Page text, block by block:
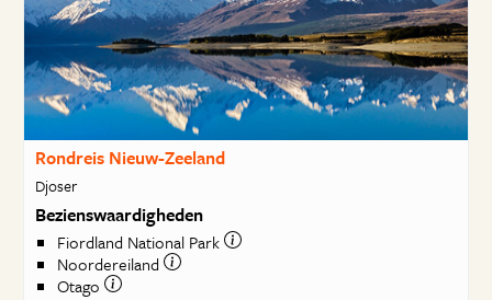
Rondreis Nieuw-Zeeland
Djoser
Bezienswaardigheden
Fiordland National Park
Noordereiland
Otago